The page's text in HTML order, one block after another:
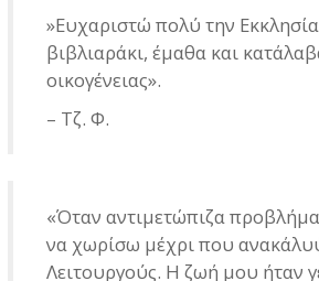
»Ευχαριστώ πολύ την
βιβλιαράκι, έμαθα και
οικογένειας».
– Τζ. Φ.
«Όταν αντιμετώπιζα
να χωρίσω μέχρι που
Λειτουργούς. Η ζωή μου ήταν